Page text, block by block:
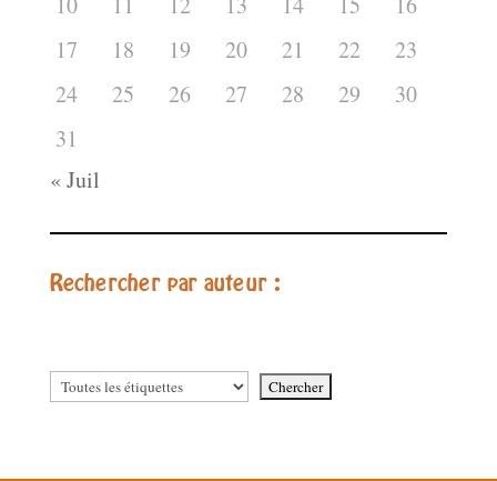
17
18 19 20 21 22
23
24
25 26 27 28 29
30
31
« Juil
Rechercher par auteur :